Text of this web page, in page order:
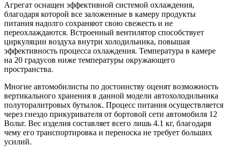
Агрегат оснащен эффективной системой охлаждения,
благодаря которой все заложенные в камеру продукты
питания надолго сохраняют свою свежесть и не
переохлаждаются. Встроенный вентилятор способствует
циркуляции воздуха внутри холодильника, повышая
эффективность процесса охлаждения. Температура в камере
на 20 градусов ниже температуры окружающего
пространства.
Многие автомобилисты по достоинству оценят возможность
вертикального хранения в данной модели автохолодильника
полуторалитровых бутылок. Процесс питания осуществляется
через гнездо прикуривателя от бортовой сети автомобиля 12
Вольт. Вес изделия составляет всего лишь 4.1 кг, благодаря
чему его транспортировка и переноска не требует больших
усилий.